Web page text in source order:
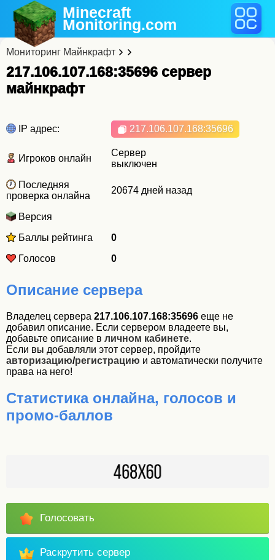
Minecraft
Monitoring.com
Мониторинг Майнкрафт
217.106.107.168:35696 cервер
майнкрафт
IP адрес: 217.106.107.168:35696
Игроков онлайн
Сервер
выключен
Последняя
проверка онлайна
20674 дней назад
Версия
Баллы рейтинга
0
Голосов
0
Описание сервера
Владелец сервера 217.106.107.168:35696 еще не
добавил описание. Если сервером владеете вы,
добавьте описание в личном кабинете.
Если вы добавляли этот сервер, пройдите
авторизацию/регистрацию и автоматически получите
права на него!
Статистика онлайна, голосов и
промо-баллов
Голосовать
Раскрутить сервер